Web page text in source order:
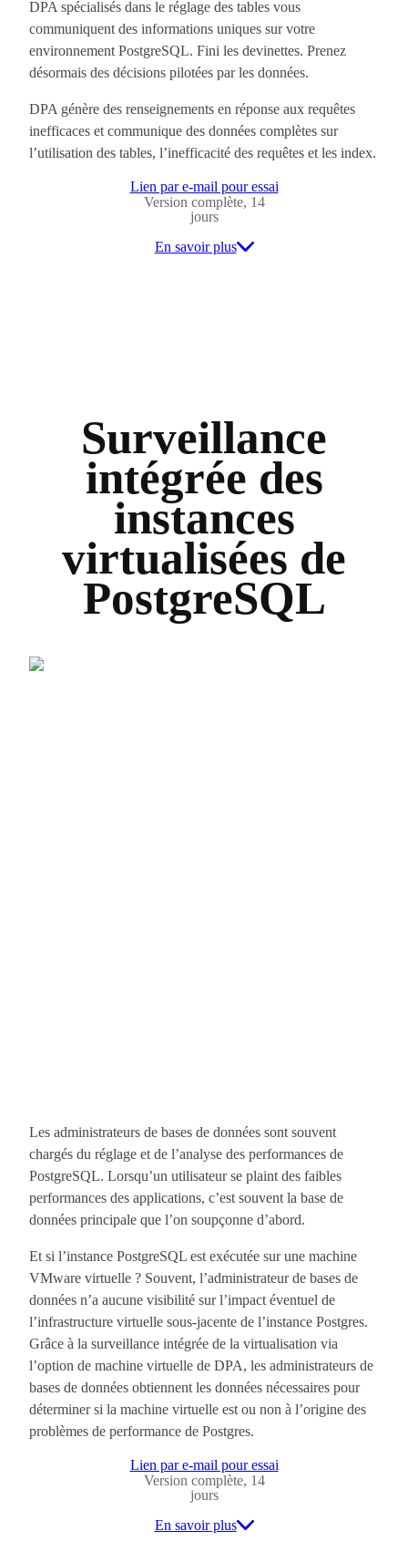
DPA spécialisés dans le réglage des tables vous
communiquent des informations uniques sur votre
environnement PostgreSQL. Fini les devinettes. Prenez
désormais des décisions pilotées par les données.
DPA génère des renseignements en réponse aux requêtes
inefficaces et communique des données complètes sur
l’utilisation des tables, l’inefficacité des requêtes et les index.
Lien par e-mail pour essai
Version complète, 14
jours
En savoir plus
Surveillance
intégrée des
instances
virtualisées de
PostgreSQL
Les administrateurs de bases de données sont souvent
chargés du réglage et de l’analyse des performances de
PostgreSQL. Lorsqu’un utilisateur se plaint des faibles
performances des applications, c’est souvent la base de
données principale que l’on soupçonne d’abord.
Et si l’instance PostgreSQL est exécutée sur une machine
VMware virtuelle ? Souvent, l’administrateur de bases de
données n’a aucune visibilité sur l’impact éventuel de
l’infrastructure virtuelle sous-jacente de l’instance Postgres.
Grâce à la surveillance intégrée de la virtualisation via
l’option de machine virtuelle de DPA, les administrateurs de
bases de données obtiennent les données nécessaires pour
déterminer si la machine virtuelle est ou non à l’origine des
problèmes de performance de Postgres.
Lien par e-mail pour essai
Version complète, 14
jours
En savoir plus